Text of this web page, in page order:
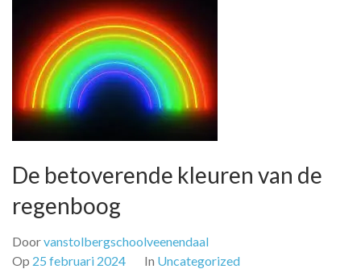
De betoverende kleuren van de
regenboog
Doorvanstolbergschoolveenendaal
Op 25 februari 2024 In Uncategorized